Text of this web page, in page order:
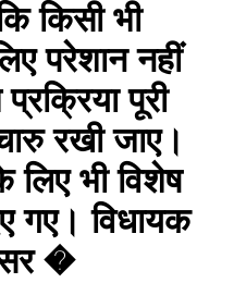
किसी भी
परेशान नहीं
पूरी
रखी जाए।
लिए भी विशेष
गए। विधायक
�